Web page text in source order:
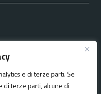
e di terze parti. Se
terze parti, alcune di
sito